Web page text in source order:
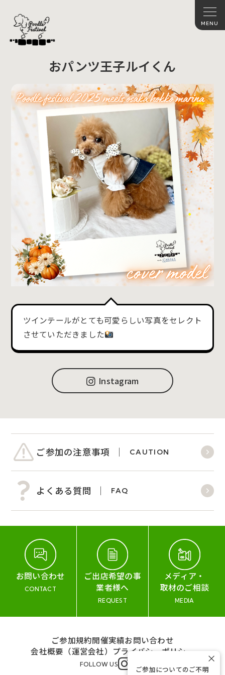
おパンツ王子ルイくん
ツインテールがとても可愛らしい写真をセレクト
させていただきました
Instagram
ご参加の注意事項 CAUTION
よくある質問 FAQ
お問い合わせ
CONTACT
ご出店希望の事
業者様へ
REQUEST
メディア・
取材のご相談
MEDIA
ご参加規約開催実績お問い合わせ
会社概要（運営会社） プライバシーポリシー
FOLLOW US
ご参加についてのご不明
×